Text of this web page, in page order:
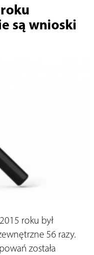
są wnioski
roku był
56 razy.
została